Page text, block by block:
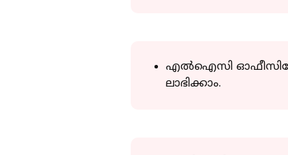
എൽഐസി
ലാഭിക്കാം.